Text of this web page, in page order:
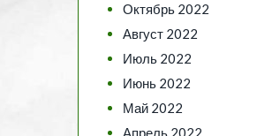
Октябрь 2022
Август 2022
Июль 2022
Июнь 2022
Май 2022
Апрель 2022